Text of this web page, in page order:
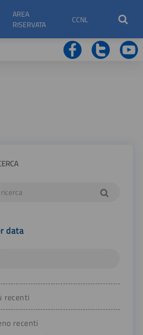
AREA
RISERVATA
CCNL
data
recenti
recenti